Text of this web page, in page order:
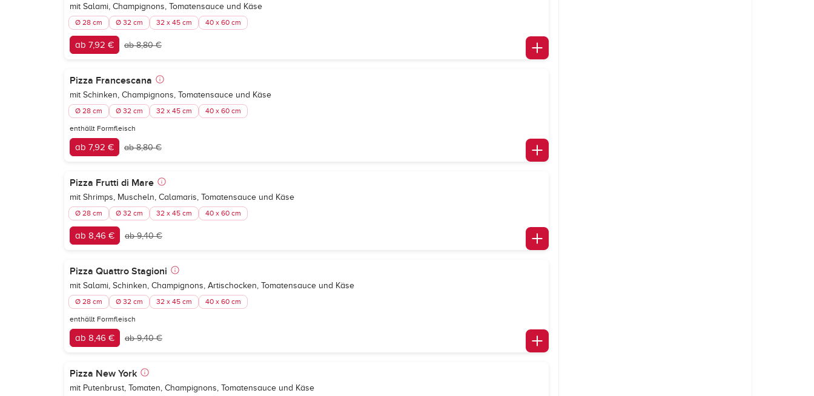
mit Salami, Champignons, Tomatensauce und Käse
Ø 28 cm Ø 32 cm 32 x 45 cm 40 x 60 cm
ab 7,92 € ab 8,80 €
Pizza Francescana
mit Schinken, Champignons, Tomatensauce und Käse
Ø 28 cm Ø 32 cm 32 x 45 cm 40 x 60 cm
enthällt Formfleisch
ab 7,92 € ab 8,80 €
Pizza Frutti di Mare
mit Shrimps, Muscheln, Calamaris, Tomatensauce und Käse
Ø 28 cm Ø 32 cm 32 x 45 cm 40 x 60 cm
ab 8,46 € ab 9,40 €
Pizza Quattro Stagioni
mit Salami, Schinken, Champignons, Artischocken, Tomatensauce und Käse
Ø 28 cm Ø 32 cm 32 x 45 cm 40 x 60 cm
enthällt Formfleisch
ab 8,46 € ab 9,40 €
Pizza New York
mit Putenbrust, Tomaten, Champignons, Tomatensauce und Käse